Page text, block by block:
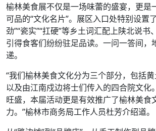
榆林美食展不仅是一场味蕾的盛宴，更是
可品的“文化名片”。展区入口处特别设置
劲”“瓷实”“扛硬”等乡土词汇配上陕北说书
引得食客们纷纷驻足品读。一问一答间，
递。
“我们榆林美食文化分为三个部分，包括
以及由江南戍边将士们传入的四合院文化
旺盛，本届活动更是有效推广了榆林美食
力。”榆林市商务局工作人员杜芳介绍道。